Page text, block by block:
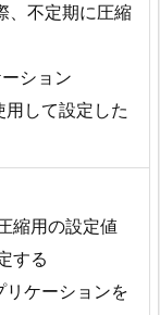
、不定期に圧縮
ション
用して設定した
縮用の設定値
する
リケーションを